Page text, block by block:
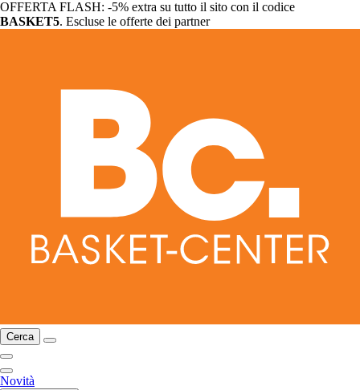
OFFERTA FLASH: -5% extra su tutto il sito con il codice
BASKET5. Escluse le offerte dei partner
Cerca
Novità